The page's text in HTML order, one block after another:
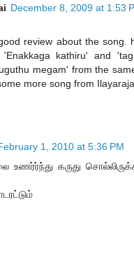
December 8, 2009 at 1:53
review about the song.
kathiru' and
megam' from the
more song from Ilayaraja
1, 2010 at 5:36 PM
கருது